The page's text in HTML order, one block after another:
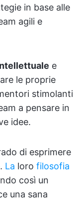
in base alle
agili e
e
le proprie
stimolanti
a pensare in
idee.
di esprimere
La loro filosofia
così un
una sana